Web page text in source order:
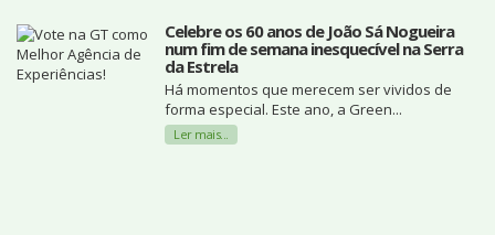
Celebre os 60 anos de João Sá Nogueira
num fim de semana inesquecível na Serra
da Estrela
Há momentos que merecem ser vividos de
forma especial. Este ano, a Green...
Ler mais...